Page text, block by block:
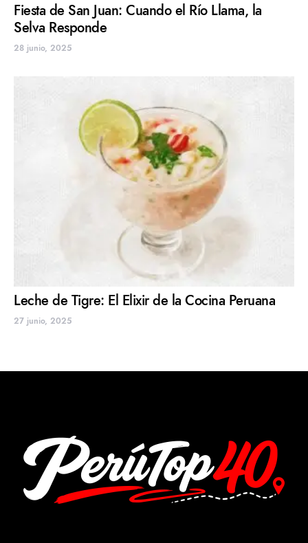
Fiesta de San Juan: Cuando el Río Llama, la
Selva Responde
28 junio, 2025
Leche de Tigre: El Elixir de la Cocina Peruana
27 junio, 2025